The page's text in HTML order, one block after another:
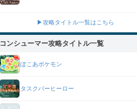
▶攻略タイトル一覧はこちら
コンシューマー攻略タイトル一覧
ぽこあポケモン
タスクバーヒーロー